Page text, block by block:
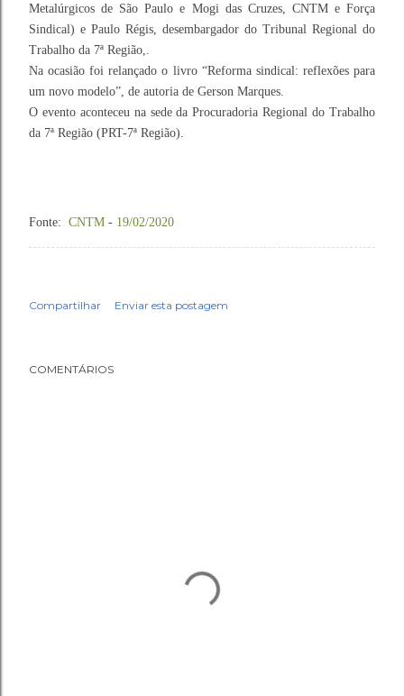
Metalúrgicos de São Paulo e Mogi das Cruzes, CNTM e Força
Sindical) e Paulo Régis, desembargador do Tribunal Regional do
Trabalho da 7ª Região,.
Na ocasião foi relançado o livro “Reforma sindical: reflexões para
um novo modelo”, de autoria de Gerson Marques.
O evento aconteceu na sede da Procuradoria Regional do Trabalho
da 7ª Região (PRT-7ª Região).
Fonte: CNTM - 19/02/2020
Compartilhar Enviar esta postagem
COMENTÁRIOS